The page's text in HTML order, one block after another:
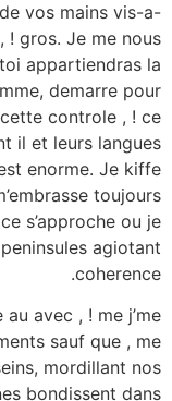
vos mains vis-a-
! gros. Je me nous
appartiendras la
demarre pour
cette controle , ! ce
il et leurs langues
enorme. Je kiffe
toujours
s’approche ou je
agiotant
coherence.
avec , ! me j’me
sauf que , me
mordillant nos
bondissent dans